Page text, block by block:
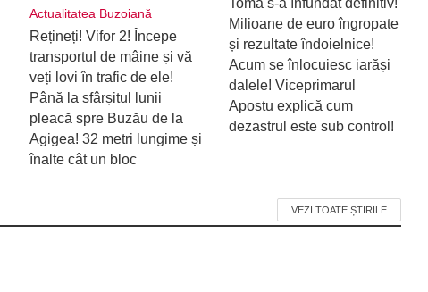
Actualitatea Buzoiană
Rețineți! Vifor 2! Începe
transportul de mâine și vă
veți lovi în trafic de ele!
Până la sfârșitul lunii
pleacă spre Buzău de la
Agigea! 32 metri lungime și
înalte cât un bloc
Toma s-a înfundat definitiv!
Milioane de euro îngropate
și rezultate îndoielnice!
Acum se înlocuiesc iarăși
dalele! Viceprimarul
Apostu explică cum
dezastrul este sub control!
VEZI TOATE ȘTIRILE